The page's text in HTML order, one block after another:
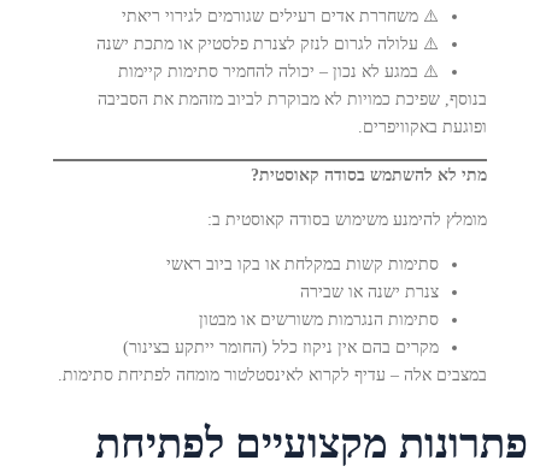
⚠️ משחררת אדים רעילים שגורמים לגירוי ריאתי
⚠️ עלולה לגרום לנזק לצנרת פלסטיק או מתכת ישנה
⚠️ במגע לא נכון – יכולה להחמיר סתימות קיימות
בנוסף, שפיכת כמויות לא מבוקרת לביוב מזהמת את הסביבה
ופוגעת באקוויפרים.
מתי לא להשתמש בסודה קאוסטית?
מומלץ להימנע משימוש בסודה קאוסטית ב:
סתימות קשות במקלחת או בקו ביוב ראשי
צנרת ישנה או שבירה
סתימות הנגרמות משורשים או מבטון
מקרים בהם אין ניקוז כלל (החומר ייתקע בצינור)
במצבים אלה – עדיף לקרוא לאינסטלטור מומחה לפתיחת סתימות.
פתרונות מקצועיים לפתיחת